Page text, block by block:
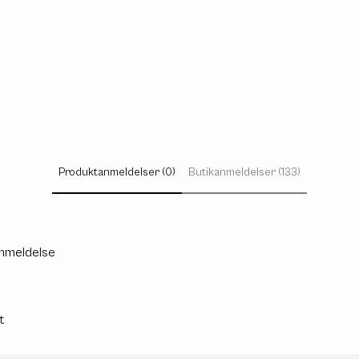
Produktanmeldelser (0) Butikanmeldelser (133)